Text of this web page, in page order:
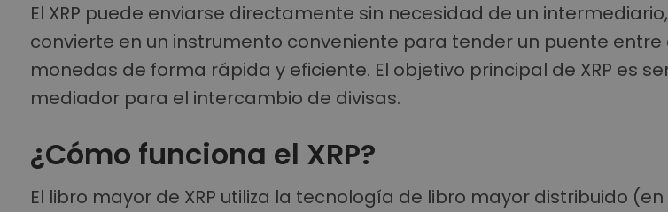
El XRP puede enviarse directamente sin necesidad de un
convierte en un instrumento conveniente para tender un puente entre
monedas de forma rápida y eficiente. El objetivo principal de XRP es
mediador para el intercambio de divisas.
¿Cómo funciona el XRP?
El libro mayor de XRP utiliza la tecnología de libro mayor distribuido